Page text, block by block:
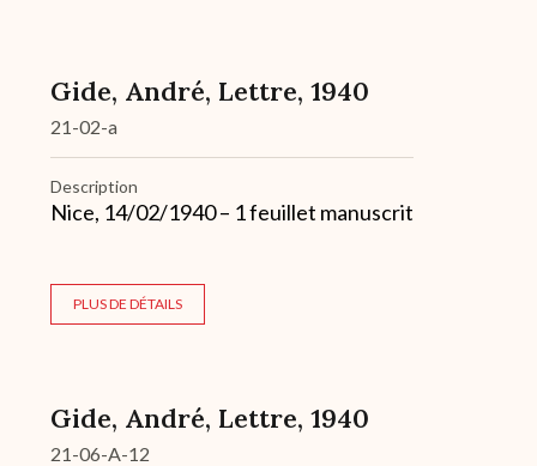
Gide, André, Lettre, 1940
21-02-a
Description
Nice, 14/02/1940 – 1 feuillet manuscrit
PLUS DE DÉTAILS
Gide, André, Lettre, 1940
21-06-A-12